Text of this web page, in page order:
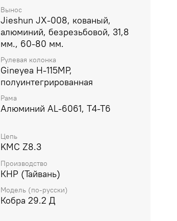
Вынос
Jieshun JX-008, кованый,
алюминий, безрезьбовой, 31,8
мм., 60-80 мм.
Рулевая колонка
Gineyea H-115MP,
полуинтегрированная
Рама
Алюминий AL-6061, T4-T6
Цепь
KMC Z8.3
Производство
КНР (Тайвань)
Модель (по-русски)
Кобра 29.2 Д